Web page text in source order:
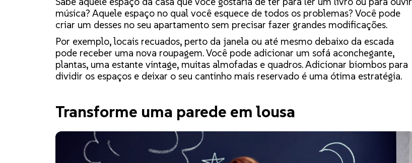
música? Aquele espaço no qual você esquece de todos os problemas? Você pode
criar um desses no seu apartamento sem precisar fazer grandes modificações.
Por exemplo, locais recuados, perto da janela ou até mesmo debaixo da escada
pode receber uma nova roupagem. Você pode adicionar um sofá aconchegante,
plantas, uma estante vintage, muitas almofadas e quadros. Adicionar biombos para
dividir os espaços e deixar o seu cantinho mais reservado é uma ótima estratégia.
Transforme uma parede em lousa